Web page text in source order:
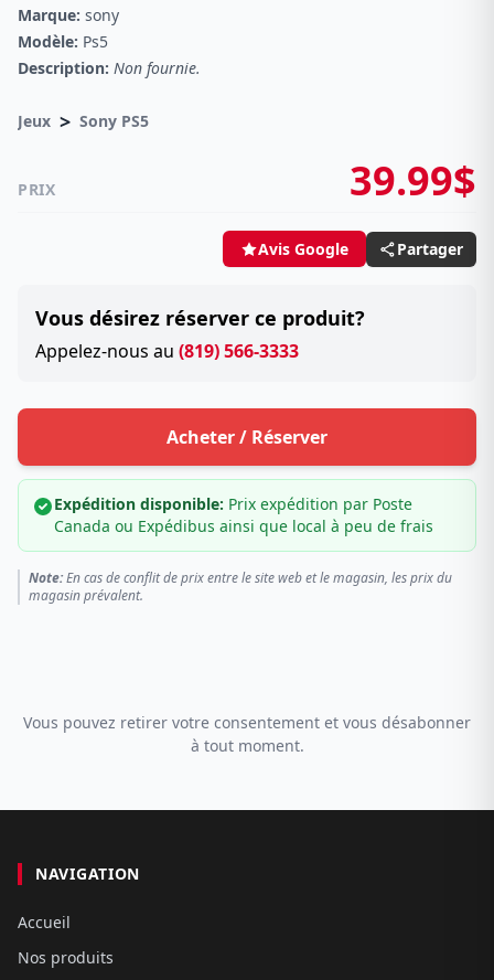
Marque: sony
Modèle: Ps5
Description: Non fournie.
Jeux > Sony PS5
PRIX 39.99$
Avis Google Partager
Vous désirez réserver ce produit?
Appelez-nous au (819) 566-3333
Acheter / Réserver
Expédition disponible: Prix expédition par Poste
Canada ou Expédibus ainsi que local à peu de frais
Note:En cas de conflit de prix entre le site web et le magasin, les prix du
magasin prévalent.
Vous pouvez retirer votre consentement et vous désabonner
à tout moment.
NAVIGATION
Accueil
Nos produits